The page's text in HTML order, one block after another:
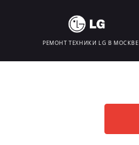
РЕМОНТ ТЕХНИКИ LG В МОСКВЕ